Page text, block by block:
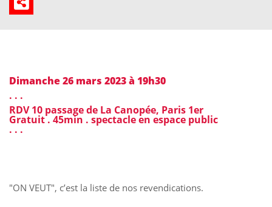
Dimanche 26 mars 2023 à 19h30
. . .
RDV 10 passage de La Canopée, Paris 1er
Gratuit . 45min . spectacle en espace public
. . .
"ON VEUT", c’est la liste de nos revendications.